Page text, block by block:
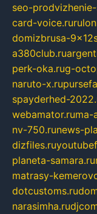
seo-
card-voice.ru
domizbrusa-
a380club.ru
perk-oka.rug-
naruto-x.ru
spayderhed-
webamator.ruma-
nv-750.runews-
dizfiles.ru
planeta-samara.ru
matrasy-
dotcustoms.ru
narasimha.ru